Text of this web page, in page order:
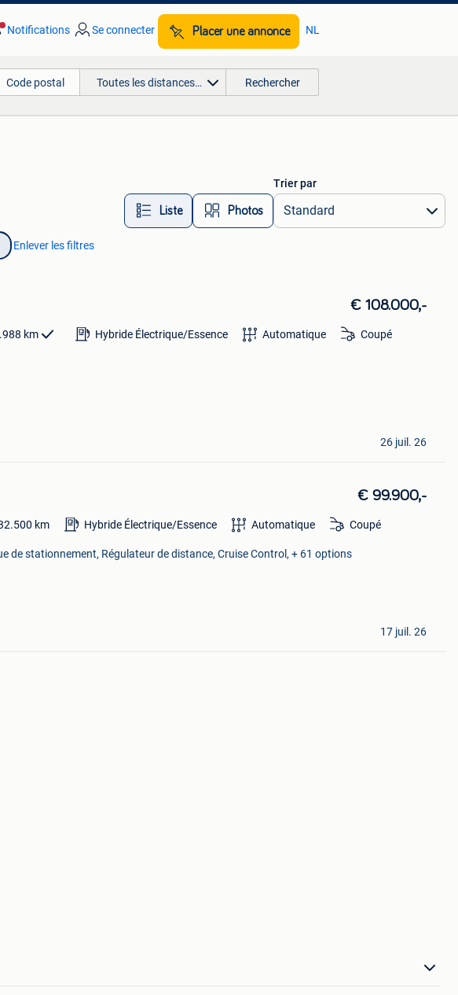
Notifications Se connecter Placer une annonce NL
Toutes les distances… Rechercher
Liste Photos
Trier par
Enlever les filtres
€ 108.000,-
km Hybride Électrique/Essence Automatique Coupé
26 juil. 26
€ 99.900,-
km Hybride Électrique/Essence Automatique Coupé
de stationnement, Régulateur de distance, Cruise Control, + 61 options
17 juil. 26